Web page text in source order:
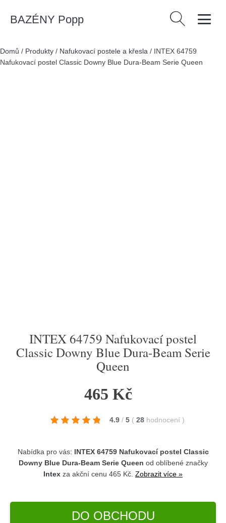
BAZÉNY Popp Vyhledávání
Domů / Produkty / Nafukovací postele a křesla / INTEX 64759
Nafukovací postel Classic Downy Blue Dura-Beam Serie Queen
INTEX 64759 Nafukovací postel
Classic Downy Blue Dura-Beam Serie
Queen
465 Kč
4.9 / 5 ( 28 hodnocení )
Nabídka pro vás: INTEX 64759 Nafukovací postel Classic
Downy Blue Dura-Beam Serie Queen od oblíbené značky
Intex za akční cenu 465 Kč. Zobrazit více »
DO OBCHODU